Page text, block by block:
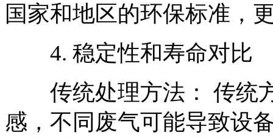
国家和地区的环保标准，
4. 稳定性和寿命对比
传统处理方法： 传统
感，不同废气可能导致设